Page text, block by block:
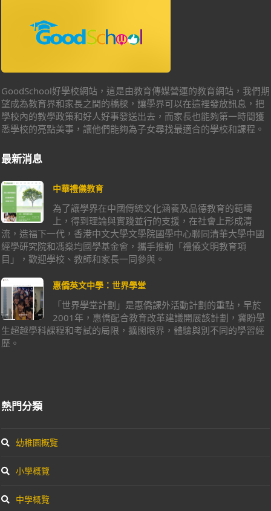
GoodSchool好學校網站，這是由教育傳媒營運的教育網站，我們期
望成為教育界和家長之間的橋樑，讓學界可以在這裡發放訊息，把
學校內的教學政策和好人好事發送出去，而家長也能夠第一時間獲
悉學校的亮點美事，讓他們能夠為子女尋找最適合的學校和課程。
最新消息
中華禮儀教育
為了讓學界在中國傳統文化涵養及品德教育的範疇
上，得到理論與實踐並行的支援，在社會上形成清
流，造福下一代，香港中文大學文學院國學中心聯同清華大學中國
經學研究院和馮燊均國學基金會，攜手推動「禮儀文明教育項
目」，歡迎學校、教師和家長一同參與。
惠僑英文中學：世界學堂
「世界學堂計劃」是惠僑課外活動計劃的重點，早於
2001年，惠僑配合教育改革建議開展該計劃，冀盼學
生超越學科課程和考試的局限，擴闊眼界，體驗與別不同的學習經
歷。
熱門分類
幼稚園概覽
小學概覽
中學概覽